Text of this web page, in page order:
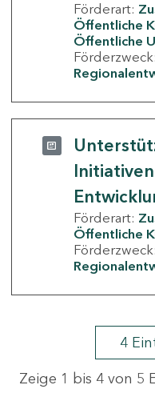
Förderart:
Öffentliche
Öffentliche
Förderzweck:
Förderart:
Öffentliche
Förderzweck:
4
Zeige 1 bis 4 von 5